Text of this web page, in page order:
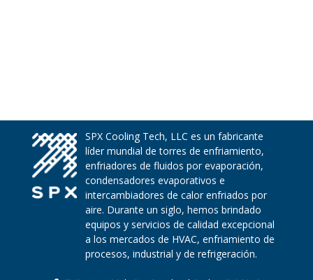
SPX Cooling Tech, LLC es un fabricante
líder mundial de torres de enfriamiento,
enfriadores de fluidos por evaporación,
condensadores evaporativos e
intercambiadores de calor enfriados por
aire. Durante un siglo, hemos brindado
equipos y servicios de calidad excepcional
a los mercados de HVAC, enfriamiento de
procesos, industrial y de refrigeración.